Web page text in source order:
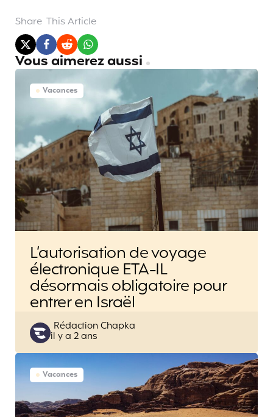
Share This Article
Vous aimerez aussi
Vacances
L’autorisation de voyage
électronique ETA-IL
désormais obligatoire pour
entrer en Israël
Posted
by
Rédaction Chapka
il y a 2 ans
Vacances